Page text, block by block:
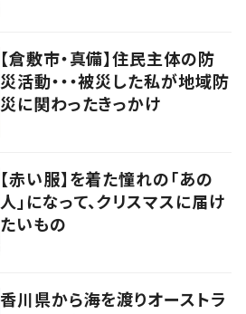
【倉敷市・真備】住民主体の防
災活動・・・被災した私が地域防
災に関わったきっかけ
【赤い服】を着た憧れの「あの
人」になって、クリスマスに届け
たいもの
香川県から海を渡りオーストラ